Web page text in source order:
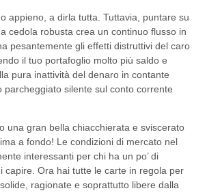
appieno, a dirla tutta. Tuttavia, puntare su
cedola robusta crea un continuo flusso in
pesantemente gli effetti distruttivi del caro
il tuo portafoglio molto più saldo e
pura inattività del denaro in contante
parcheggiato silente sul conto corrente
una gran bella chiacchierata e sviscerato
a fondo! Le condizioni di mercato nel
interessanti per chi ha un po’ di
capire. Ora hai tutte le carte in regola per
ragionate e soprattutto libere dalla